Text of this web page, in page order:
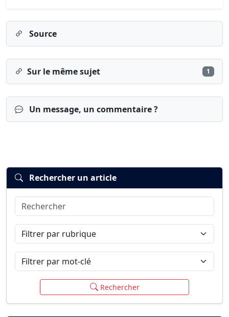
Source
Sur le même sujet 1
Un message, un commentaire ?
Connexion
Rechercher un article
Rechercher
Filtrer par rubrique
Filtrer par mot-clé
Rechercher